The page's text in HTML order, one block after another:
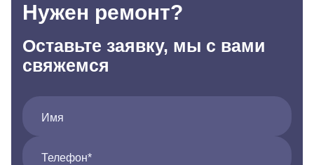
Нужен ремонт?
Оставьте заявку, мы с вами
свяжемся
Имя
Телефон*